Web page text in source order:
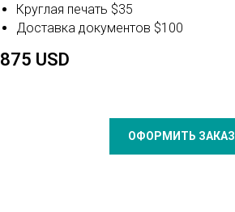
Круглая печать $35
Доставка документов $100
875 USD
ОФОРМИТЬ ЗАКАЗ